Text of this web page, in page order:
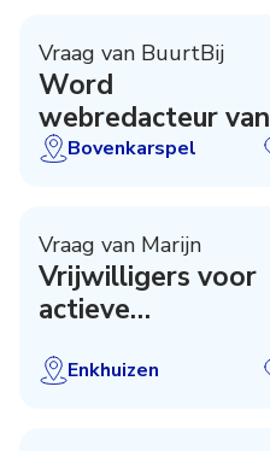
Vraag van BuurtBij
Word
webredacteur van
BuurtBij
Bovenkarspel
Vraag van Marijn
Vrijwilligers voor
actieve
Enkhuizen